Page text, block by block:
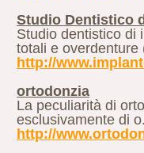
Studio Dentistico
Studio dentistico di
totali e overdenture
http://
ortodonzia
La peculiarità di
esclusivamente di
http://